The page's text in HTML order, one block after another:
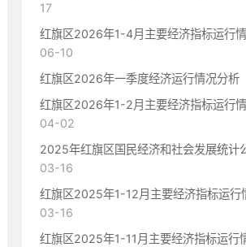
17
红旗区2026年1-4月主要经济指标运行
06-10
红旗区2026年一季度经济运行情况分析
红旗区2026年1-2月主要经济指标运行
04-02
2025年红旗区国民经济和社会发展统计
03-16
红旗区2025年1-12月主要经济指标运行
03-16
红旗区2025年1-11月主要经济指标运行